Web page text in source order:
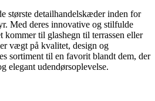
største detailhandelskæder inden for
Med deres innovative og stilfulde
kommer til glashegn til terrassen eller
vægt på kvalitet, design og
sortiment til en favorit blandt dem, der
elegant udendørsoplevelse.